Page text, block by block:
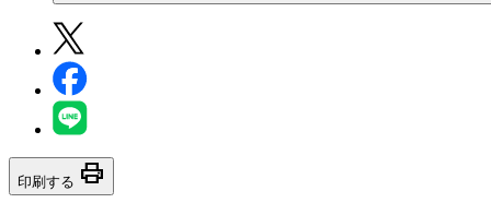
印刷する print